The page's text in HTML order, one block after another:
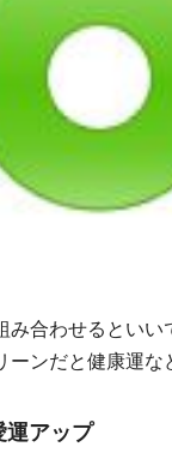
み合わせるといい
ーンだと健康運な
運アップ